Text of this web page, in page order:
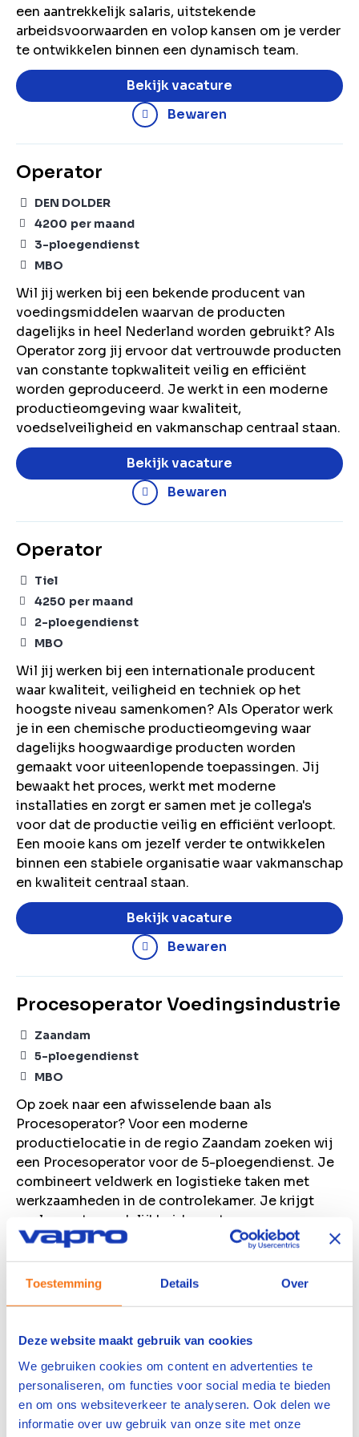
Toestemming Details Over
Deze website maakt gebruik van cookies
We gebruiken cookies om content en advertenties te
personaliseren, om functies voor social media te bieden
en om ons websiteverkeer te analyseren. Ook delen we
informatie over uw gebruik van onze site met onze
een aantrekkelijk salaris, uitstekende
arbeidsvoorwaarden en volop kansen om je verder
te ontwikkelen binnen een dynamisch team.
Bekijk vacature
Bewaren
Operator
DEN DOLDER
4200 per maand
3-ploegendienst
MBO
Wil jij werken bij een bekende producent van
voedingsmiddelen waarvan de producten
dagelijks in heel Nederland worden gebruikt? Als
Operator zorg jij ervoor dat vertrouwde producten
van constante topkwaliteit veilig en efficiënt
worden geproduceerd. Je werkt in een moderne
productieomgeving waar kwaliteit,
voedselveiligheid en vakmanschap centraal staan.
Bekijk vacature
Bewaren
Operator
Tiel
4250 per maand
2-ploegendienst
MBO
Wil jij werken bij een internationale producent
waar kwaliteit, veiligheid en techniek op het
hoogste niveau samenkomen? Als Operator werk
je in een chemische productieomgeving waar
dagelijks hoogwaardige producten worden
gemaakt voor uiteenlopende toepassingen. Jij
bewaakt het proces, werkt met moderne
installaties en zorgt er samen met je collega's
voor dat de productie veilig en efficiënt verloopt.
Een mooie kans om jezelf verder te ontwikkelen
binnen een stabiele organisatie waar vakmanschap
en kwaliteit centraal staan.
Bekijk vacature
Bewaren
Procesoperator Voedingsindustrie
Zaandam
5-ploegendienst
MBO
Op zoek naar een afwisselende baan als
Procesoperator? Voor een moderne
productielocatie in de regio Zaandam zoeken wij
een Procesoperator voor de 5-ploegendienst. Je
combineert veldwerk en logistieke taken met
werkzaamheden in de controlekamer. Je krijgt
veel verantwoordelijkheid, een team van ervaren
collega's om op terug te vallen en volop kansen
om jezelf breed te ontwikkelen.
Machine Operator
Farmsum
4000 per maand